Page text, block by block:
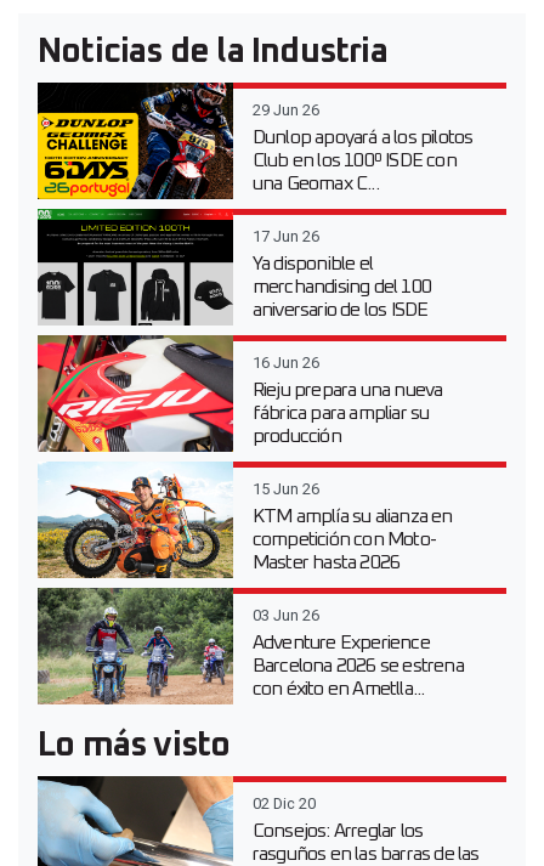
Noticias de la Industria
29 Jun 26
Dunlop apoyará a los pilotos
Club en los 100º ISDE con
una Geomax C...
17 Jun 26
Ya disponible el
merchandising del 100
aniversario de los ISDE
16 Jun 26
Rieju prepara una nueva
fábrica para ampliar su
producción
15 Jun 26
KTM amplía su alianza en
competición con Moto-
Master hasta 2026
03 Jun 26
Adventure Experience
Barcelona 2026 se estrena
con éxito en Ametlla...
Lo más visto
02 Dic 20
Consejos: Arreglar los
rasguños en las barras de las